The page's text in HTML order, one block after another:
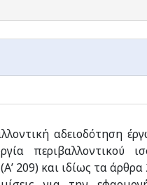
αδειοδότηση
περιβαλλοντικού
209) και ιδίως τα άρθρα